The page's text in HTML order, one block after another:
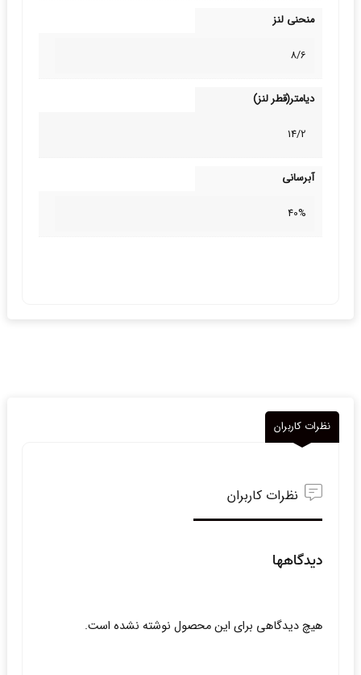
منحنی لنز
8/6
دیامتر(قطر لنز)
14/2
آبرسانی
40%
نظرات کاربران
نظرات کاربران
دیدگاهها
هیچ دیدگاهی برای این محصول نوشته نشده است.